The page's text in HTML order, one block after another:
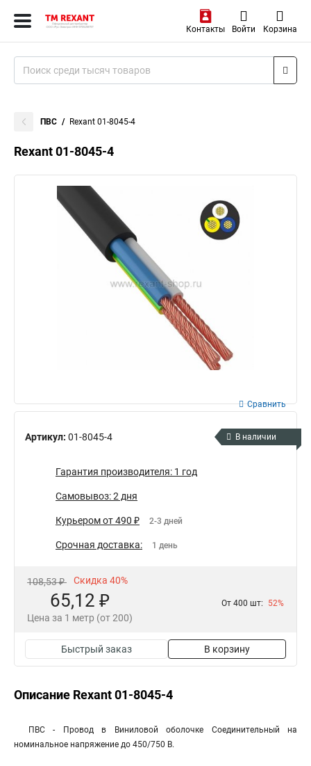
Контакты Войти Корзина
ПВС Rexant 01-8045-4
Rexant 01-8045-4
Артикул: 01-8045-4
Сравнить
В наличии
Гарантия производителя: 1 год
Самовывоз: 2 дня
Курьером от 490 ₽ 2-3 дней
Срочная доставка: 1 день
108,53 ₽ Скидка 40%
65,12 ₽
Цена за 1 метр (от 200)
От 400 шт: 52%
Быстрый заказ В корзину
Описание Rexant 01-8045-4
ПВС - Провод в Виниловой оболочке Соединительный на
номинальное напряжение до 450/750 В.